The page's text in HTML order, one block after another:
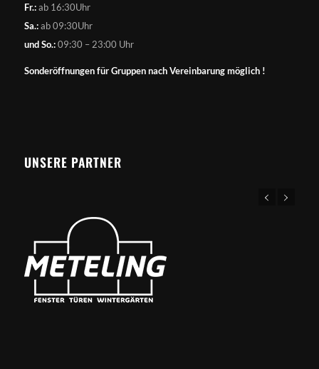
Fr.:ab 16:30Uhr
Sa.:ab 09:30Uhr
und So.:09:30 – 23:00 Uhr
Sonderöffnungen für Gruppen nach Vereinbarung möglich !
UNSERE PARTNER